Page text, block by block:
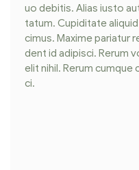
uo debitis. Alias iusto
tatum. Cupiditate
cimus. Maxime pariatur
dent id adipisci. Rerum
elit nihil. Rerum
ci.